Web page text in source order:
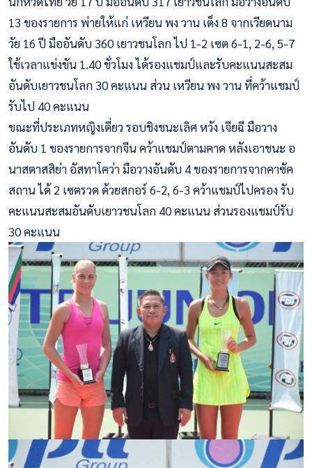
13 ของรายการ พ่ายให้แก่ เหวียน พง วาน เต็ง 8 จากเวียดนาม
วัย 16 ปี มืออันดับ 360 เยาวชนโลก ไป 1-2 เซต 6-1, 2-6, 5-7
ใช้เวลาแข่งขัน 1.40 ชั่วโมง ได้รองแชมป์และรับคะแนนสะสม
อันดับเยาวชนโลก 30 คะแนน ส่วน เหวียน พง วาน ที่คว้าแชมป์
รับไป 40 คะแนน
ขณะที่ประเภทหญิงเดี่ยว รอบชิงชนะเลิศ หวัง เจียฉี มือวาง
อันดับ 1 ของรายการจากจีน คว้าแชมป์ตามคาด หลังเอาชนะ อ
นาสตาสสิย่า อัสทาโคว่า มือวางอันดับ 4 ของรายการจากคาซัค
สถาน ได้ 2 เซตรวด ด้วยสกอร์ 6-2, 6-3 คว้าแชมป์ไปครอง รับ
คะแนนสะสมอันดับเยาวชนโลก 40 คะแนน ส่วนรองแชมป์รับ
30 คะแนน